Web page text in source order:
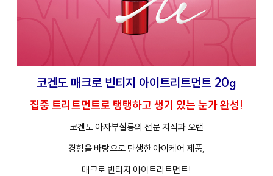
코겐도 매크로 빈티지 아이트리트먼트 20g
집중 트리트먼트로 탱탱하고 생기 있는 눈가 완성!
코겐도 아자부살롱의 전문 지식과 오랜
경험을 바탕으로 탄생한 아이케어 제품,
매크로 빈티지 아이트리트먼트!